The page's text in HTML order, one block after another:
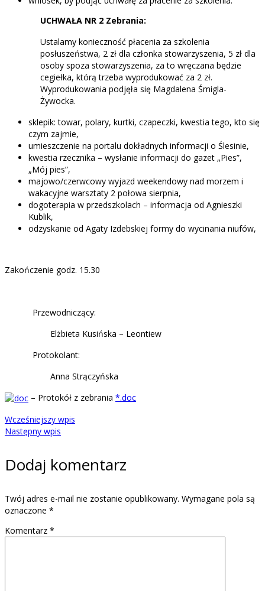
UCHWAŁA NR 2 Zebrania:
Ustalamy konieczność płacenia za szkolenia
posłuszeństwa, 2 zł dla członka stowarzyszenia, 5 zł dla
osoby spoza stowarzyszenia, za to wręczana będzie
cegiełka, którą trzeba wyprodukować za 2 zł.
Wyprodukowania podjęła się Magdalena Śmigla-
Żywocka.
sklepik: towar, polary, kurtki, czapeczki, kwestia tego, kto się
czym zajmie,
umieszczenie na portalu dokładnych informacji o Ślesinie,
kwestia rzecznika – wysłanie informacji do gazet „Pies”,
„Mój pies”,
majowo/czerwcowy wyjazd weekendowy nad morzem i
wakacyjne warsztaty 2 połowa sierpnia,
dogoterapia w przedszkolach – informacja od Agnieszki
Kublik,
odzyskanie od Agaty Izdebskiej formy do wycinania niufów,
Zakończenie godz. 15.30
Przewodniczący:
Elżbieta Kusińska – Leontiew
Protokolant:
Anna Strączyńska
– Protokół z zebrania *.doc
Wcześniejszy wpis
Następny wpis
Dodaj komentarz
Twój adres e-mail nie zostanie opublikowany. Wymagane pola są
oznaczone *
Komentarz *